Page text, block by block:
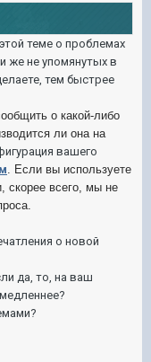
теме о проблемах
же не упомянутых в
тем быстрее
о какой-либо
ли она на
вашего
. Если вы используете
скорее всего, мы не
о новой
да, то, на ваш